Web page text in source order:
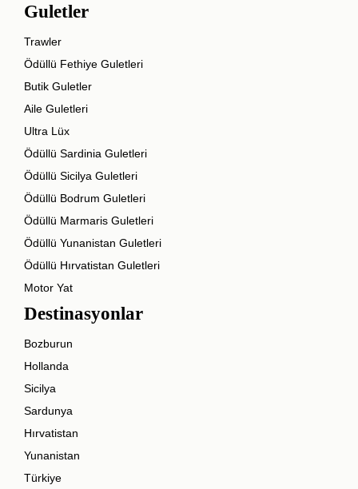
Guletler
Trawler
Ödüllü Fethiye Guletleri
Butik Guletler
Aile Guletleri
Ultra Lüx
Ödüllü Sardinia Guletleri
Ödüllü Sicilya Guletleri
Ödüllü Bodrum Guletleri
Ödüllü Marmaris Guletleri
Ödüllü Yunanistan Guletleri
Ödüllü Hırvatistan Guletleri
Motor Yat
Destinasyonlar
Bozburun
Hollanda
Sicilya
Sardunya
Hırvatistan
Yunanistan
Türkiye